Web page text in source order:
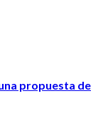
propuesta de